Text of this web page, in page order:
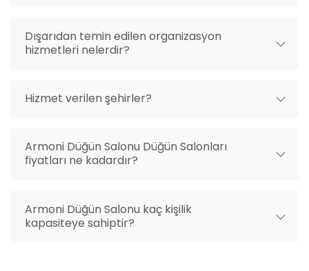
Dışarıdan temin edilen organizasyon
hizmetleri nelerdir?
Hizmet verilen şehirler?
Armoni Düğün Salonu Düğün Salonları
fiyatları ne kadardır?
Armoni Düğün Salonu kaç kişilik
kapasiteye sahiptir?